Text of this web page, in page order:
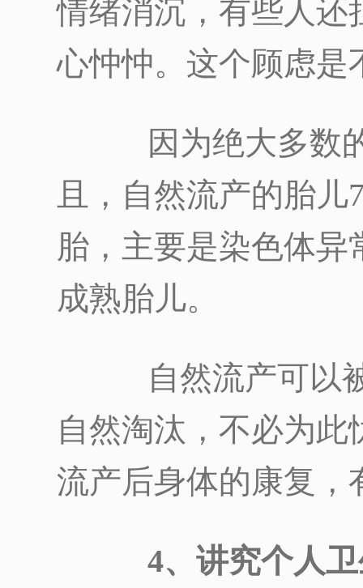
情绪消沉，有些人还
心忡忡。这个顾虑是
因为绝大多数的
且，自然流产的胎儿
胎，主要是染色体
成熟胎儿。
自然流产可以被
自然淘汰，不必为
流产后身体的康复，
4、讲究个人卫